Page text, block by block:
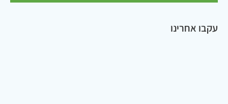
עקבו אחרינו